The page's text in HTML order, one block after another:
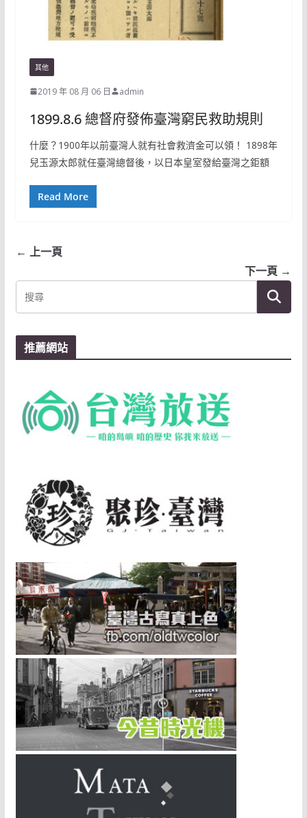
其他
2019 年 08 月 06 日 admin
1899.8.6 總督府發佈臺灣窮民救助規則
什麼？1900年以前臺灣人就有社會救濟金可以領！ 1898年
兒玉源太郎就任臺灣總督後，以日本皇室發給臺灣之鉅額
Read More
← 上一頁
下一頁 →
推薦網站